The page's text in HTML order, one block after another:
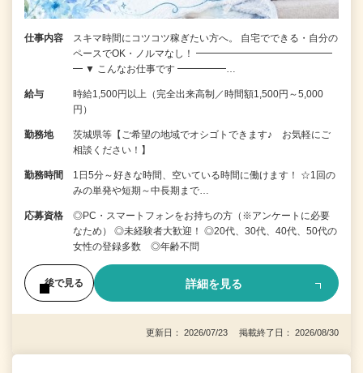
仕事内容
スキマ時間にコツコツ稼ぎたい方へ。 自宅でできる・自分の
ペースでOK・ノルマなし！ ━━━━━━━━━━━━━━
━ ▼ こんなお仕事です ━━━━━…
給与
時給1,500円以上（完全出来高制／時間額1,500円～5,000
円）
勤務地
茨城県等【ご希望の地域でオシゴトできます♪ お気軽にご
相談ください！】
勤務時間
1日5分～好きな時間、空いている時間に働けます！ ☆1回の
みの単発や短期～中長期まで…
応募資格
◎PC・スマートフォンをお持ちの方（※アンケートに必要
なため） ◎未経験者大歓迎！ ◎20代、30代、40代、50代の
女性の登録多数 ◎年齢不問
後で見る 詳細を見る
更新日： 2026/07/23 掲載終了日： 2026/08/30